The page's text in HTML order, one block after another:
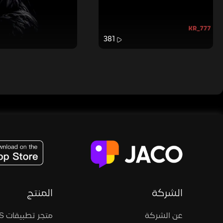
381
الشركة
عن الشركة
المنتج
متجر تطبيقات iOS